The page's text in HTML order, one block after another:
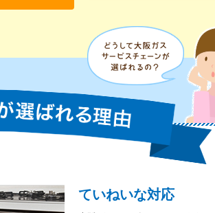
ていねいな対応